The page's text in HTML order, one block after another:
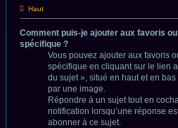
Haut
Comment puis-je ajouter aux favoris
spécifique ?
Vous pouvez ajouter aux favoris
spécifique en cliquant sur le lien
du sujet », situé en haut et en
par une image.
Répondre à un sujet tout en
notification lorsqu’une réponse
abonner à ce sujet.